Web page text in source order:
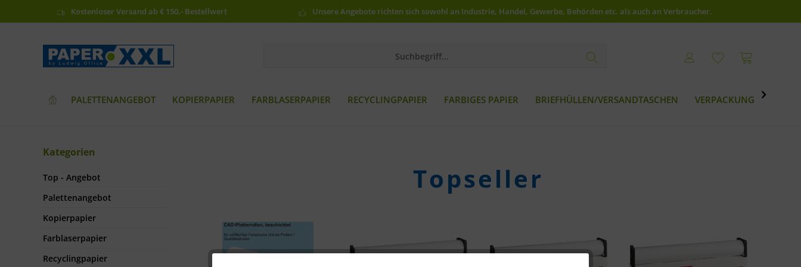
Kostenloser Versand ab € 150,- Bestellwert Unsere Angebote richten sich sowohl an Industrie, Handel, Gewerbe, Behörden etc. als auch an Verbraucher.
PALETTENANGEBOT KOPIERPAPIER FARBLASERPAPIER RECYCLINGPAPIER FARBIGES PAPIER BRIEFHÜLLEN/VERSANDTASCHEN VERPACKUNG 
Kategorien
Top - Angebot
Palettenangebot
Kopierpapier
Farblaserpapier
Recyclingpapier
Topseller